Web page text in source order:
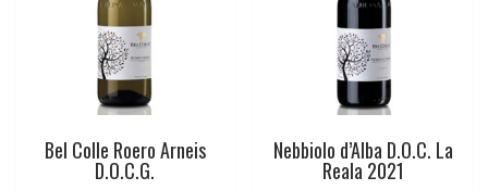
Bel Colle Roero Arneis
D.O.C.G.
Nebbiolo d’Alba D.O.C. La
Reala 2021